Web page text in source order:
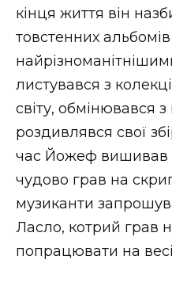
кінця життя він
товстенних альбомів
листувався з
світу, обмінювався
роздивлявся свої
час Йожеф вишивав
чудово грав на
музиканти
Ласло, котрий грав
попрацювати на